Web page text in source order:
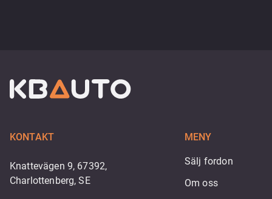
KONTAKT
Knattevägen 9, 67392,
Charlottenberg, SE
MENY
Sälj fordon
Om oss